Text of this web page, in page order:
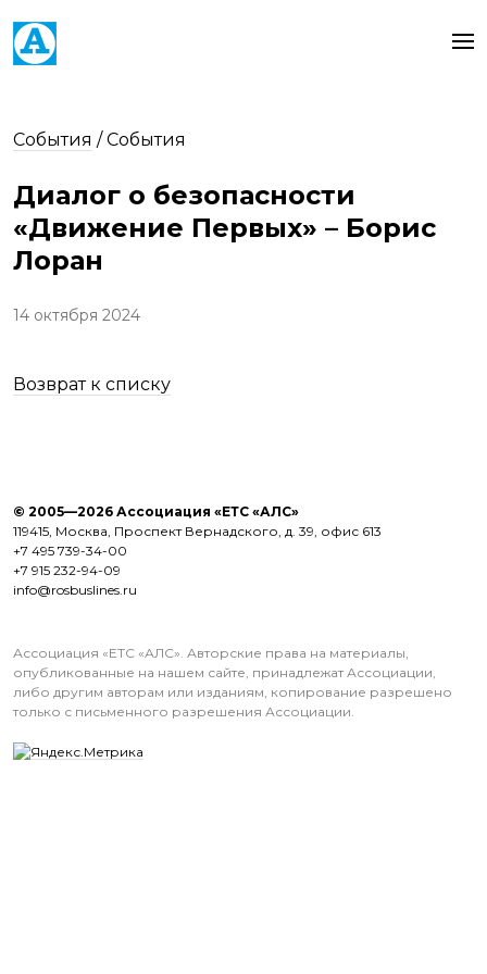
События /События
Диалог о безопасности
«Движение Первых» – Борис
Лоран
14 октября 2024
Возврат к списку
© 2005—2026 Ассоциация «ЕТС «АЛС»
119415, Москва, Проспект Вернадского, д. 39, офис 613
+7 495 739-34-00
+7 915 232-94-09
info@rosbuslines.ru
Ассоциация «ЕТС «АЛС». Авторские права на материалы,
опубликованные на нашем сайте, принадлежат Ассоциации,
либо другим авторам или изданиям, копирование разрешено
только с письменного разрешения Ассоциации.